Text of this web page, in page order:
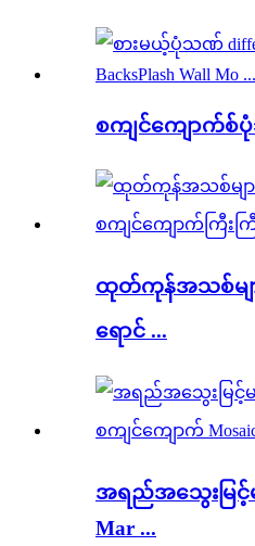
စကျင်ကျောက်စ်
ထုတ်ကုန်အသစ်မျ
ရောင် ...
အရည်အသွေးမြင့်
Mar ...